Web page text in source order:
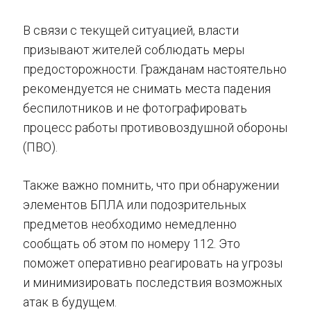
В связи с текущей ситуацией, власти
призывают жителей соблюдать меры
предосторожности. Гражданам настоятельно
рекомендуется не снимать места падения
беспилотников и не фотографировать
процесс работы противовоздушной обороны
(ПВО).
Также важно помнить, что при обнаружении
элементов БПЛА или подозрительных
предметов необходимо немедленно
сообщать об этом по номеру 112. Это
поможет оперативно реагировать на угрозы
и минимизировать последствия возможных
атак в будущем.